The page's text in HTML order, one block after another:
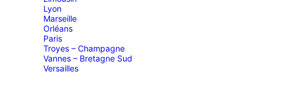
Lyon
Marseille
Orléans
Paris
Troyes – Champagne
Vannes – Bretagne Sud
Versailles